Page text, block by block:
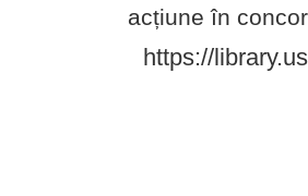
acțiune în
https://